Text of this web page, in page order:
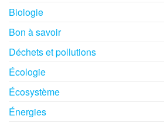
Biologie
Bon à savoir
Déchets et pollutions
Écologie
Écosystème
Énergies